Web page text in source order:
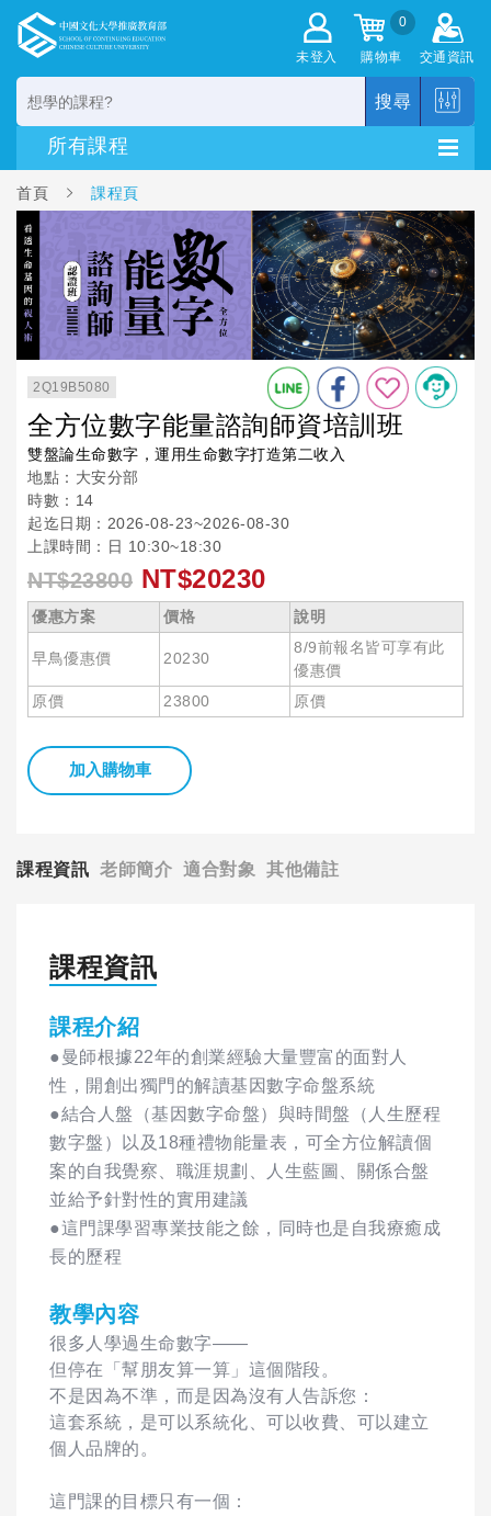
未登入
0
購物車 交通資訊
搜尋
首頁 課程頁
2Q19B5080
全方位數字能量諮詢師資培訓班
雙盤論生命數字，運用生命數字打造第二收入
地點：大安分部
時數：14
起迄日期：2026-08-23~2026-08-30
上課時間：日 10:30~18:30
NT$23800 NT$20230
優惠方案 價格 說明
早鳥優惠價 20230
8/9前報名皆可享有此
優惠價
原價
23800 原價
加入購物車
課程資訊 老師簡介 適合對象 其他備註
課程資訊
課程介紹
●曼師根據22年的創業經驗大量豐富的面對人
性，開創出獨門的解讀基因數字命盤系統
●結合人盤（基因數字命盤）與時間盤（人生歷程
數字盤）以及18種禮物能量表，可全方位解讀個
案的自我覺察、職涯規劃、人生藍圖、關係合盤
並給予針對性的實用建議
●這門課學習專業技能之餘，同時也是自我療癒成
長的歷程
教學內容
很多人學過生命數字——
但停在「幫朋友算一算」這個階段。
不是因為不準，而是因為沒有人告訴您：
這套系統，是可以系統化、可以收費、可以建立
個人品牌的。
這門課的目標只有一個：